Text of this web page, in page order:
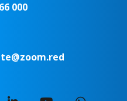
000